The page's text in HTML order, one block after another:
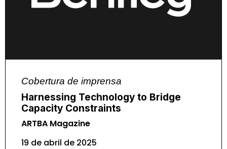
Cobertura de imprensa
Harnessing Technology to Bridge
Capacity Constraints
ARTBA Magazine
19 de abril de 2025